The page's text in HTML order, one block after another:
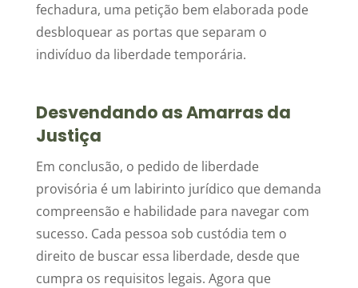
fechadura, uma petição bem elaborada pode
desbloquear as portas que separam o
indivíduo da liberdade temporária.
Desvendando as Amarras da
Justiça
Em conclusão, o pedido de liberdade
provisória é um labirinto jurídico que demanda
compreensão e habilidade para navegar com
sucesso. Cada pessoa sob custódia tem o
direito de buscar essa liberdade, desde que
cumpra os requisitos legais. Agora que